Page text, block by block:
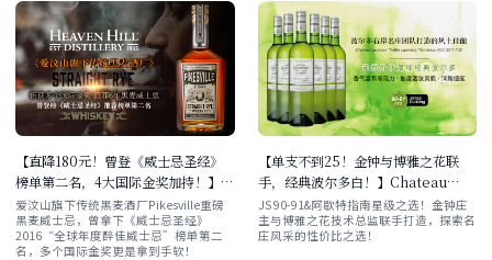
【直降180元！曾登《威士忌圣经》
榜单第二名，4大国际金奖加持！】派
菲黑麦威士忌 Pikesville Straight
Rye Whiskey 750ml
爱汶山旗下传统黑麦酒厂Pikesville重磅
黑麦威士忌，曾拿下《威士忌圣经》
2016“全球年度醉佳威士忌”榜单第二
名，多个国际金奖更是拿到手软！
【单支不到25！金钟与博雅之花联
手，经典波尔多白！】Chateau
Laurence “Petite Laurence”
Bordeaux AOC 2017 六支原箱
JS 90-91&阿歇特指南星级之选！金钟庄
主与博雅之花技术总监联手打造，探索名
庄风采的性价比之选！